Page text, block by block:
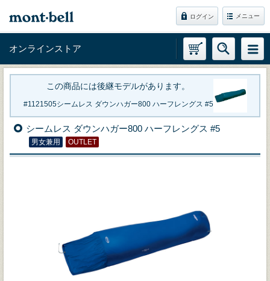
ログイン メニュー
オンラインストア
この商品には後継モデルがあります。
1121505シームレス ダウンハガー800 ハーフレングス #5
シームレス ダウンハガー800 ハーフレングス #5
男女兼用 OUTLET